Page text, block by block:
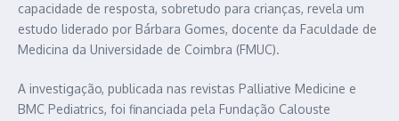
capacidade de resposta, sobretudo para crianças, revela um
estudo liderado por Bárbara Gomes, docente da Faculdade de
Medicina da Universidade de Coimbra (FMUC).
A investigação, publicada nas revistas Palliative Medicine e
BMC Pediatrics, foi financiada pela Fundação Calouste